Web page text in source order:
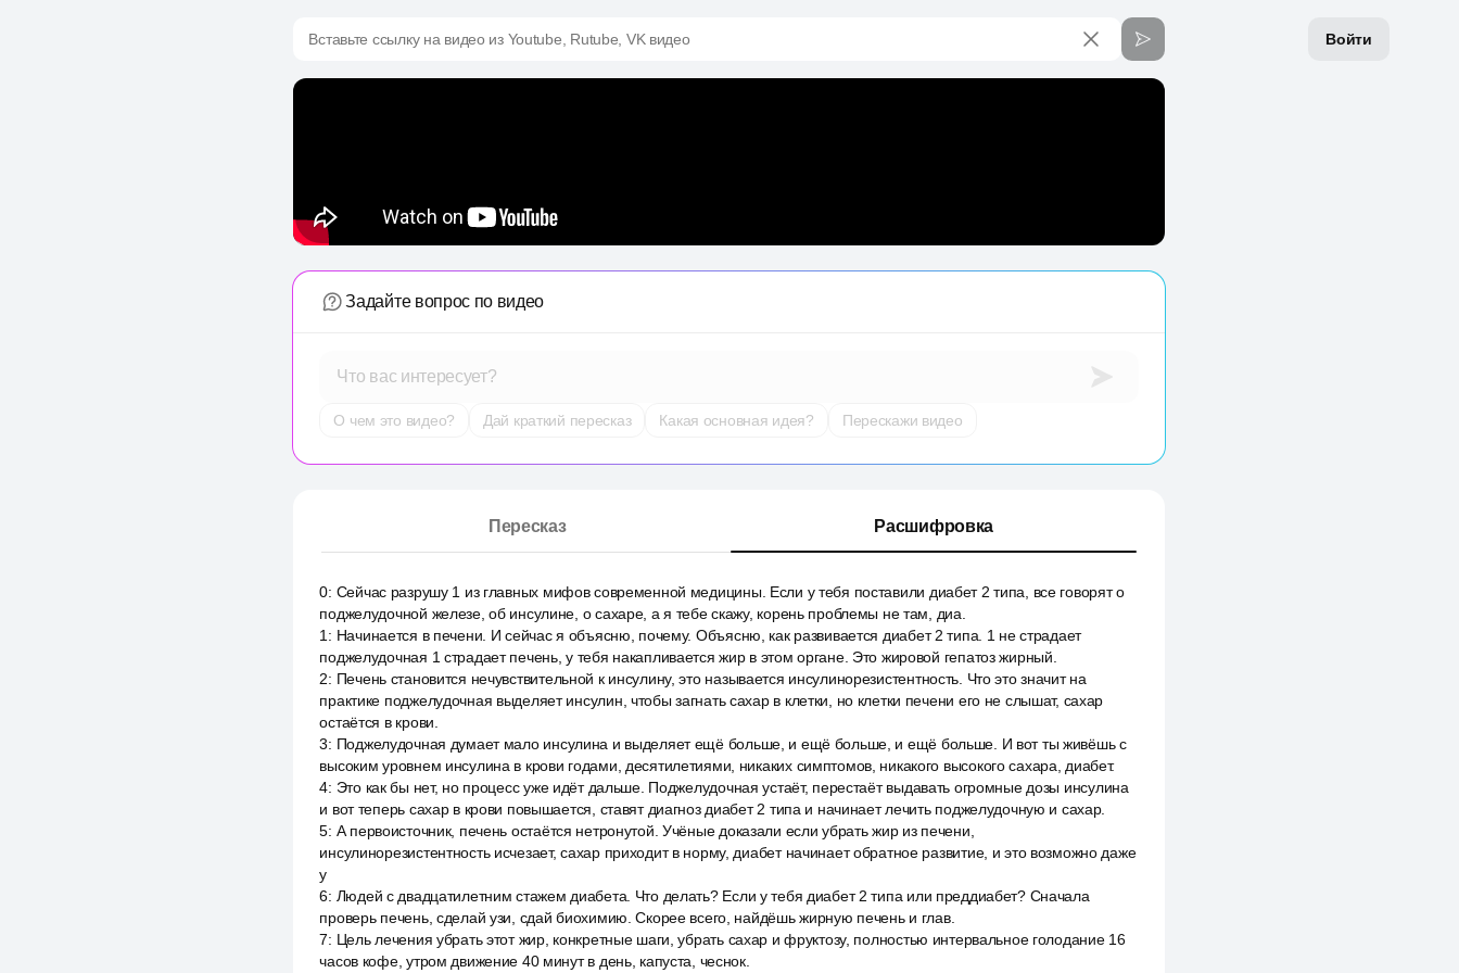
Войти
Вставьте ссылку на видео из Youtube, Rutube, VK видео
Задайте вопрос по видео
Что вас интересует?
О чем это видео? Дай краткий пересказ Какая основная идея? Перескажи видео
Пересказ Расшифровка
0: Сейчас разрушу 1 из главных мифов современной медицины. Если у тебя поставили диабет 2 типа, все говорят о
поджелудочной железе, об инсулине, о сахаре, а я тебе скажу, корень проблемы не там, диа.
1 : Начинается в печени. И сейчас я объясню, почему. Объясню, как развивается диабет 2 типа. 1 не страдает
поджелудочная 1 страдает печень, у тебя накапливается жир в этом органе. Это жировой гепатоз жирный.
2: Печень становится нечувствительной к инсулину, это называется инсулинорезистентность. Что это значит на
практике поджелудочная выделяет инсулин, чтобы загнать сахар в клетки, но клетки печени его не слышат, сахар
остаётся в крови.
3: Поджелудочная думает мало инсулина и выделяет ещё больше, и ещё больше, и ещё больше. И вот ты живёшь с
высоким уровнем инсулина в крови годами, десятилетиями, никаких симптомов, никакого высокого сахара, диабет.
4: Это как бы нет, но процесс уже идёт дальше. Поджелудочная устаёт, перестаёт выдавать огромные дозы инсулина
и вот теперь сахар в крови повышается, ставят диагноз диабет 2 типа и начинает лечить поджелудочную и сахар.
5: А первоисточник, печень остаётся нетронутой. Учёные доказали если убрать жир из печени,
инсулинорезистентность исчезает, сахар приходит в норму, диабет начинает обратное развитие, и это возможно даже
у
6: Людей с двадцатилетним стажем диабета. Что делать? Если у тебя диабет 2 типа или преддиабет? Сначала
проверь печень, сделай узи, сдай биохимию. Скорее всего, найдёшь жирную печень и глав.
7: Цель лечения убрать этот жир, конкретные шаги, убрать сахар и фруктозу, полностью интервальное голодание 16
часов кофе, утром движение 40 минут в день, капуста, чеснок.